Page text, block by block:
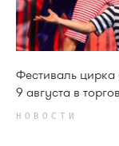
Фестиваль
9 августа в
НОВОСТИ